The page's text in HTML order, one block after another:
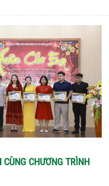
CHƯƠNG TRÌNH